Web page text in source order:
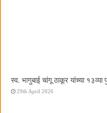
स्व. भागुबाई चांगू ठाकूर यांच्या १३व्या
29th April 2026